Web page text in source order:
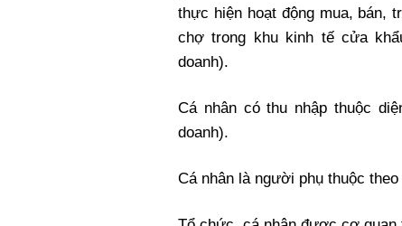
thực hiện hoạt động mua, bán,
chợ trong khu kinh tế cửa
doanh).
Cá nhân có thu nhập thuộc
doanh).
Cá nhân là người phụ thuộc